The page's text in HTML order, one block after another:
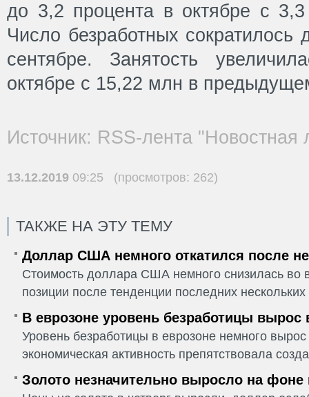
до 3,2 процента в октябре с
Число безработных
сентябре. Занятость
октябре с 15,22 млн в
Источник: RSS-лента "Новостная
13.12.2019 09:25 (просмотров: 262)
ТАКЖЕ НА ЭТУ ТЕМУ
Доллар США немного откатился после
Стоимость доллара США немного снизилась во
позиции после тенденции последних
В еврозоне уровень безработицы вырос
Уровень безработицы в еврозоне немного
экономическая активность препятствовала
Золото незначительно выросло на фоне